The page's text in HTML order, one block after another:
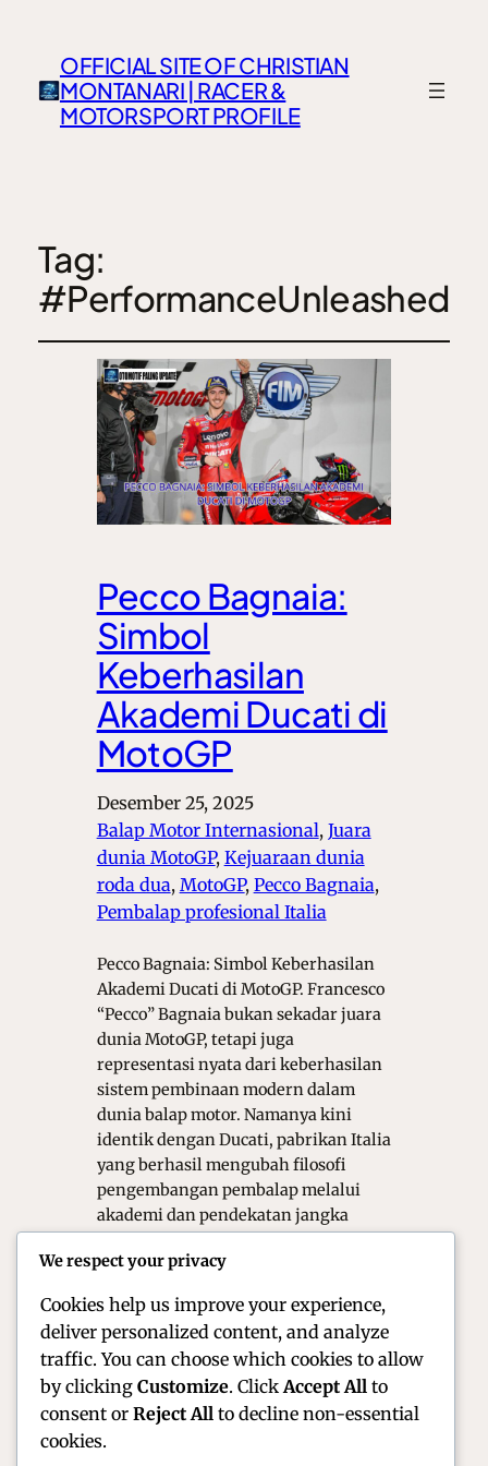
OFFICIAL SITE OF CHRISTIAN
MONTANARI | RACER &
MOTORSPORT PROFILE
Tag:
#PerformanceUnleashed
Pecco Bagnaia:
Simbol
Keberhasilan
Akademi Ducati di
MotoGP
Desember 25, 2025
Balap Motor Internasional, Juara
dunia MotoGP, Kejuaraan dunia
roda dua, MotoGP, Pecco Bagnaia ,
Pembalap profesional Italia
Pecco Bagnaia: Simbol Keberhasilan
Akademi Ducati di MotoGP. Francesco
“Pecco” Bagnaia bukan sekadar juara
dunia MotoGP, tetapi juga
representasi nyata dari keberhasilan
sistem pembinaan modern dalam
dunia balap motor. Namanya kini
identik dengan Ducati, pabrikan Italia
yang berhasil mengubah filosofi
pengembangan pembalap melalui
akademi dan pendekatan jangka
membuktikan bahwa talenta besar,
We respect your privacy
Cookies help us improve your experience,
deliver personalized content, and analyze
traffic. You can choose which cookies to allow
by clicking Customize. Click Accept All to
consent or Reject All to decline non-essential
cookies.